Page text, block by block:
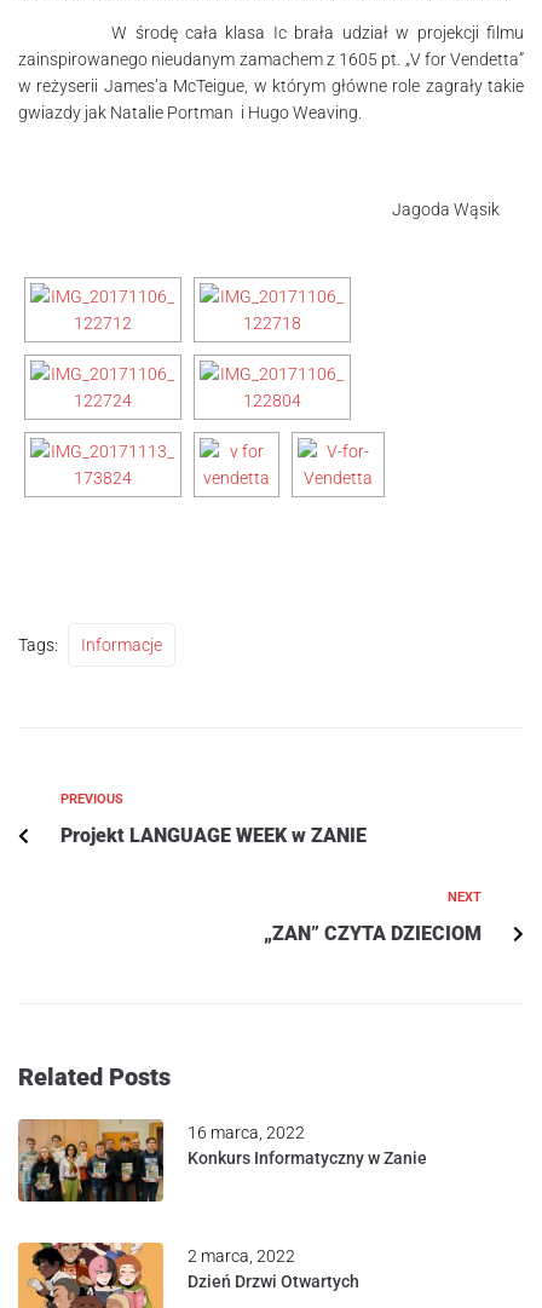
W środę cała klasa Ic brała udział w projekcji filmu
zainspirowanego nieudanym zamachem z 1605 pt. „V for Vendetta”
w reżyserii James’a McTeigue, w którym główne role zagrały takie
gwiazdy jak Natalie Portman i Hugo Weaving.
Jagoda Wąsik
Tags: Informacje
PREVIOUS
Projekt LANGUAGE WEEK w ZANIE
NEXT
„ZAN” CZYTA DZIECIOM
Related Posts
16 marca, 2022
Konkurs Informatyczny w Zanie
2 marca, 2022
Dzień Drzwi Otwartych